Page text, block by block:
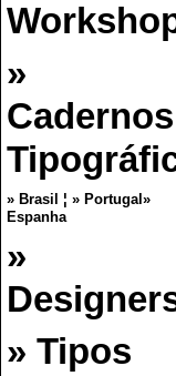
»
Cadernos
» Brasil ¦ » Portugal »
Espanha
»
» Tipos